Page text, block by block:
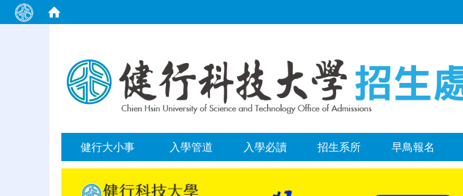
健行大小事 入學管道 入學必讀 招生系所 早鳥報名